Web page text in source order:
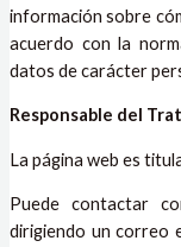
información sobre
acuerdo con la
datos de carácter
Responsable del
La página web es
Puede contactar
dirigiendo un correo